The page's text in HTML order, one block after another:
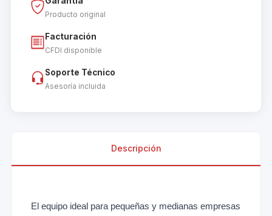
Producto original
Facturación
CFDI disponible
Soporte Técnico
Asesoría incluida
Descripción
El equipo ideal para pequeñas y medianas empresas